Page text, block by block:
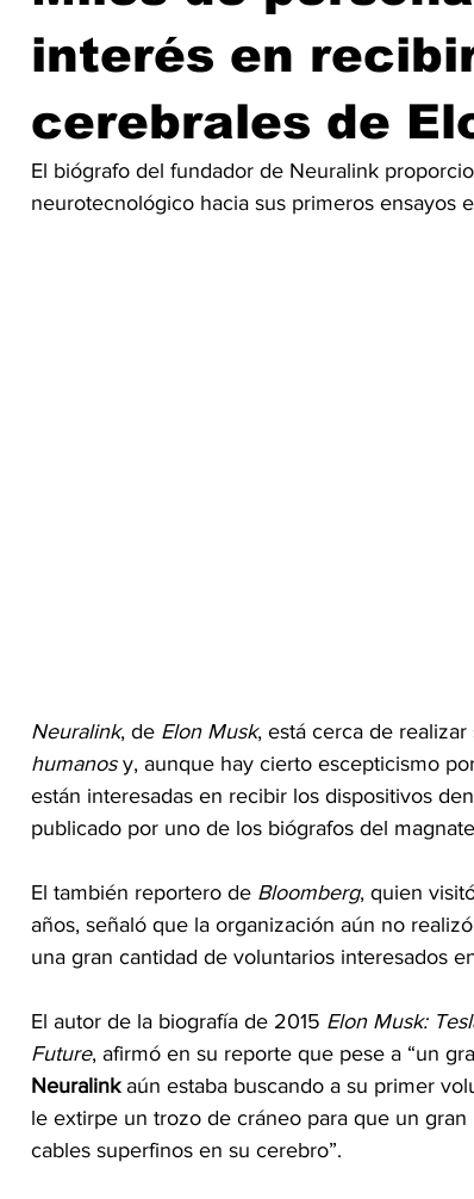
interés en
cerebrales de
El biógrafo del fundador de Neuralink
neurotecnológico hacia sus primeros ensayos
Neuralink, de Elon Musk, está cerca de realizar
humanos y, aunque hay cierto escepticismo
están interesadas en recibir los dispositivos
publicado por uno de los biógrafos del
El también reportero de Bloomberg, quien
años, señaló que la organización aún no
una gran cantidad de voluntarios interesados
El autor de la biografía de 2015 Elon Musk:
Future, afirmó en su reporte que pese a “un
Neuralink aún estaba buscando a su primer
le extirpe un trozo de cráneo para que un
cables superfinos en su cerebro”.